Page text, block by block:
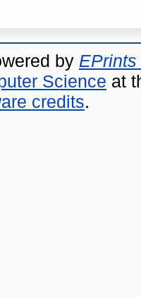
by EPrints
Science at
credits.